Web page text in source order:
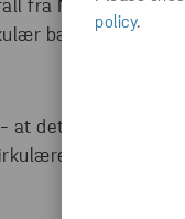
policy.
fra Morrow Cell
at dette skal være